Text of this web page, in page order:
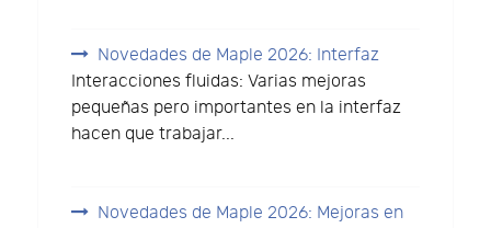
Novedades de Maple 2026: Interfaz
Interacciones fluidas: Varias mejoras
pequeñas pero importantes en la interfaz
hacen que trabajar...
Novedades de Maple 2026: Mejoras en